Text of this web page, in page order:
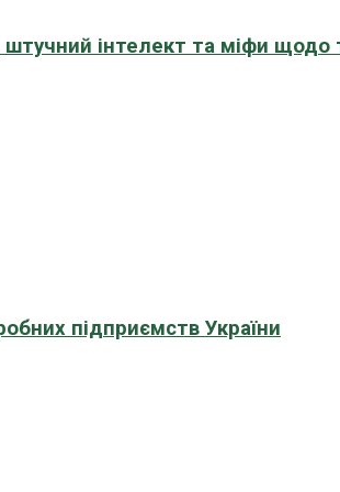
інтелект та міфи щодо
підприємств України